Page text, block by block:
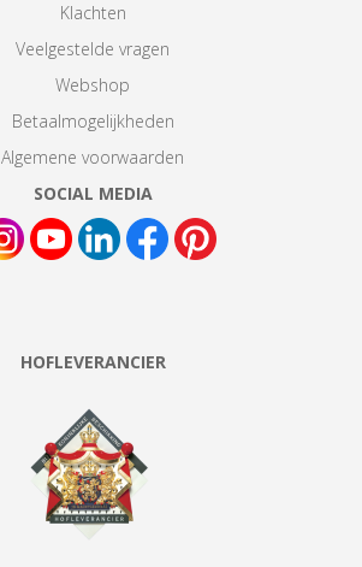
Klachten
Veelgestelde vragen
Webshop
Betaalmogelijkheden
Algemene voorwaarden
SOCIAL MEDIA
HOFLEVERANCIER